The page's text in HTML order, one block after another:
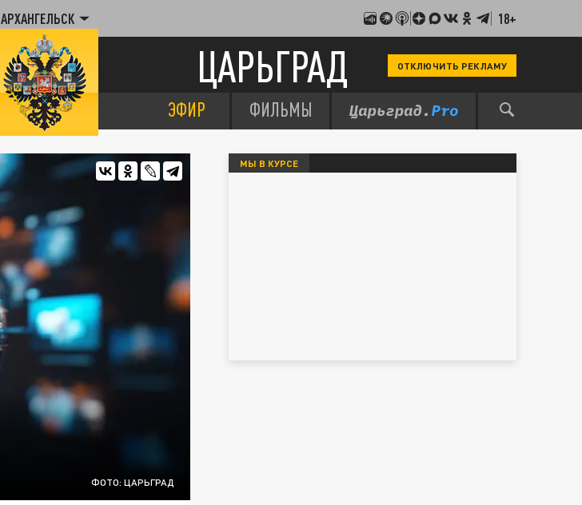
АРХАНГЕЛЬСК 18+
ЦАРЬГРАД ОТКЛЮЧИТЬ РЕКЛАМУ
ЭФИР ФИЛЬМЫ
ФОТО: ЦАРЬГРАД
МЫ В КУРСЕ